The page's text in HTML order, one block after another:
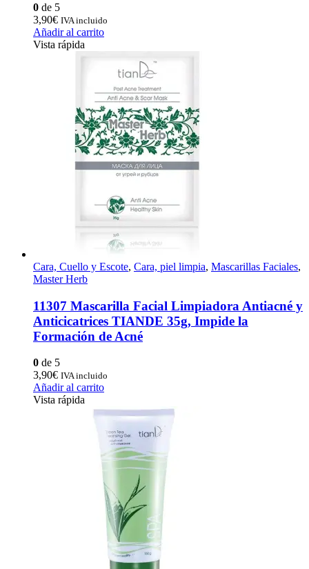
0 de 5
3,90€ IVA incluido
Añadir al carrito
Vista rápida
Cara, Cuello y Escote, Cara, piel limpia, Mascarillas Faciales,
Master Herb
11307 Mascarilla Facial Limpiadora Antiacné y
Anticicatrices TIANDE 35g, Impide la
Formación de Acné
0 de 5
3,90€ IVA incluido
Añadir al carrito
Vista rápida